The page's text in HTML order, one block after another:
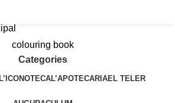
colouring book
Categories
L’ICONOTECAL’APOTECARIAEL TELER